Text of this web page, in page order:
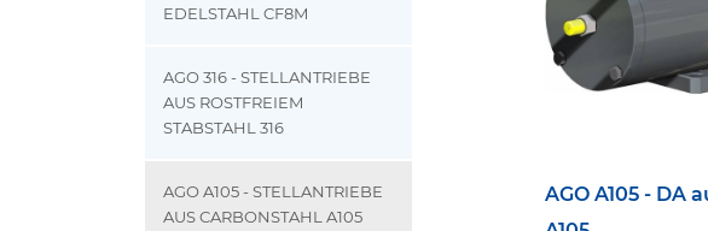
EDELSTAHL CF8M
AGO 316 - STELLANTRIEBE
AUS ROSTFREIEM
STABSTAHL 316
AGO A105 - STELLANTRIEBE
AUS CARBONSTAHL A105
AGO A105 - DA